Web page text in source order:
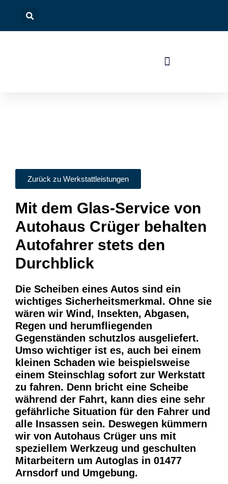
Zurück zu Werkstattleistungen
Mit dem Glas-Service von
Autohaus Crüger behalten
Autofahrer stets den
Durchblick
Die Scheiben eines Autos sind ein
wichtiges Sicherheitsmerkmal. Ohne sie
wären wir Wind, Insekten, Abgasen,
Regen und herumfliegenden
Gegenständen schutzlos ausgeliefert.
Umso wichtiger ist es, auch bei einem
kleinen Schaden wie beispielsweise
einem Steinschlag sofort zur Werkstatt
zu fahren. Denn bricht eine Scheibe
während der Fahrt, kann dies eine sehr
gefährliche Situation für den Fahrer und
alle Insassen sein. Deswegen kümmern
wir von Autohaus Crüger uns mit
speziellem Werkzeug und geschulten
Mitarbeitern um Autoglas in 01477
Arnsdorf und Umgebung.